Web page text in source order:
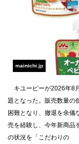
mainichi.jp
キユーピーが2026年8
題となった。販売数量の
困難となり、撤退を余儀
売を経験し、今年新商品
の状況を「こだわりの